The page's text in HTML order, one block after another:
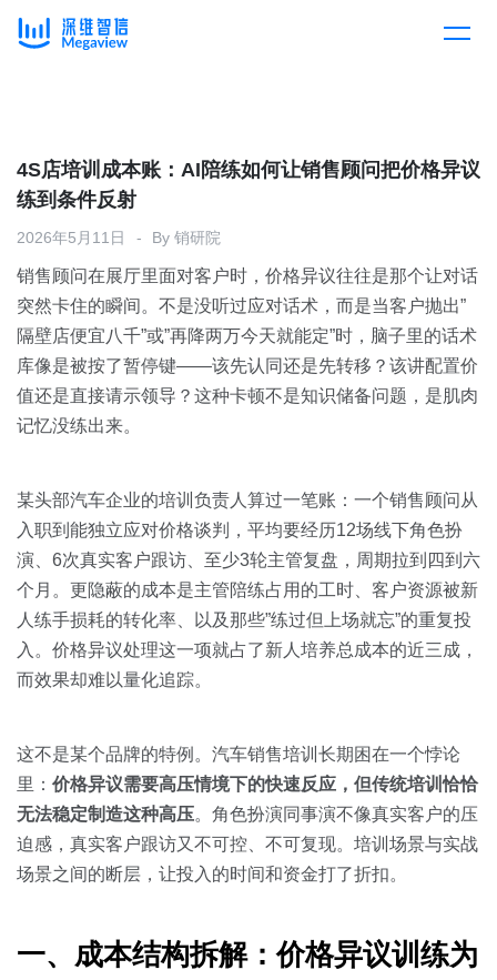
产品总览
产品集成
下载客户端
解决方案
按行业
消费医疗
教育
房地产
金融
按角色
销售人员
销售管理
按业务场景
交易跟进
客户案例
开放平台
定价
资源中心
资源中心
全部
白皮书
销售会话智能
关于我们
预约演示
4S店培训成本账：AI陪练如何让销售顾问把价格异议
练到条件反射
2026年5月11日 By 销研院
销售顾问在展厅里面对客户时，价格异议往往是那个让对话
突然卡住的瞬间。不是没听过应对话术，而是当客户抛出”
隔壁店便宜八千”或”再降两万今天就能定”时，脑子里的话术
库像是被按了暂停键——该先认同还是先转移？该讲配置价
值还是直接请示领导？这种卡顿不是知识储备问题，是肌肉
记忆没练出来。
某头部汽车企业的培训负责人算过一笔账：一个销售顾问从
入职到能独立应对价格谈判，平均要经历12场线下角色扮
演、6次真实客户跟访、至少3轮主管复盘，周期拉到四到六
个月。更隐蔽的成本是主管陪练占用的工时、客户资源被新
人练手损耗的转化率、以及那些”练过但上场就忘”的重复投
入。价格异议处理这一项就占了新人培养总成本的近三成，
而效果却难以量化追踪。
这不是某个品牌的特例。汽车销售培训长期困在一个悖论
里： 价格异议需要高压情境下的快速反应，但传统培训恰恰
无法稳定制造这种高压。角色扮演同事演不像真实客户的压
迫感，真实客户跟访又不可控、不可复现。培训场景与实战
场景之间的断层，让投入的时间和资金打了折扣。
一、成本结构拆解：价格异议训练为